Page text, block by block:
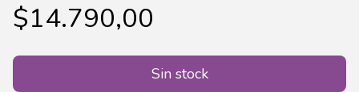
$14.790,00